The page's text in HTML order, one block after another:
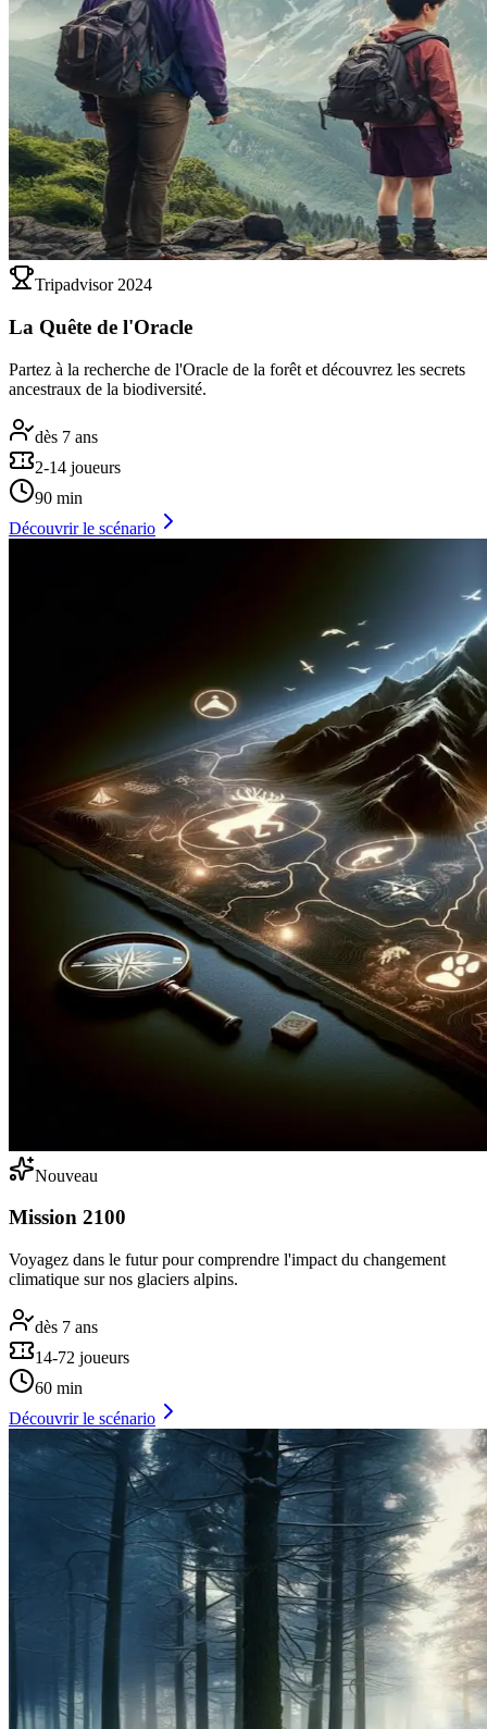
Tripadvisor 2024
La Quête de l'Oracle
Partez à la recherche de l'Oracle de la forêt et découvrez les secrets
ancestraux de la biodiversité.
dès 7 ans
2-14 joueurs
90 min
Découvrir le scénario
Nouveau
Mission 2100
Voyagez dans le futur pour comprendre l'impact du changement
climatique sur nos glaciers alpins.
dès 7 ans
14-72 joueurs
60 min
Découvrir le scénario